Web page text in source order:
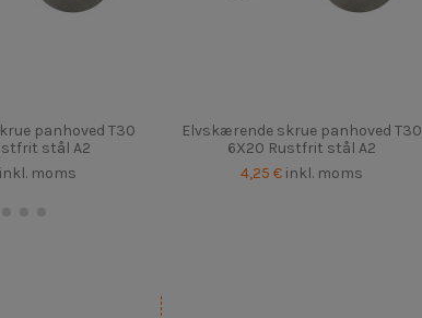
panhoved T30
stål A2
inkl. moms
Elvskærende skrue panhoved T30
6X20 Rustfrit stål A2
4,25 € inkl. moms